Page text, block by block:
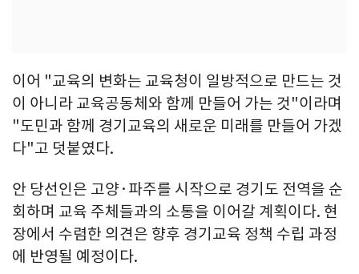
이어 "교육의 변화는 교육청이 일방적으로 만드는 것
이 아니라 교육공동체와 함께 만들어 가는 것"이라며
"도민과 함께 경기교육의 새로운 미래를 만들어 가겠
다"고 덧붙였다.
안 당선인은 고양·파주를 시작으로 경기도 전역을 순
회하며 교육 주체들과의 소통을 이어갈 계획이다. 현
장에서 수렴한 의견은 향후 경기교육 정책 수립 과정
에 반영될 예정이다.